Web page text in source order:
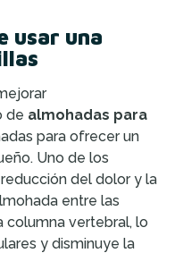
usar una
de almohadas para
para ofrecer un
Uno de los
del dolor y la
entre las
columna vertebral, lo
y disminuye la